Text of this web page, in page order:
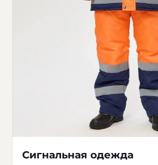
Сигнальная одежда